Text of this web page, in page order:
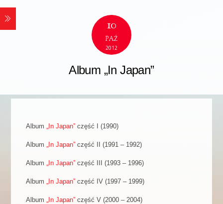
10
PAŹ
2012
Album „In Japan”
Album „In Japan” część I (1990)
Album „In Japan” część II (1991 – 1992)
Album „In Japan” część III (1993 – 1996)
Album „In Japan” część IV (1997 – 1999)
Album „In Japan” część V (2000 – 2004)